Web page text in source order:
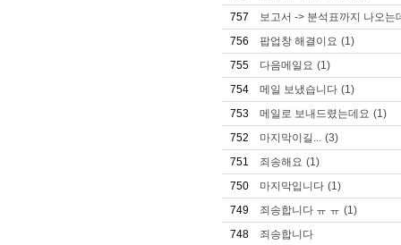
757
보고서 -> 분석표까지 나오
756
팝업창 해결이요 (1)
755
다음메일요 (1)
754
메일 보냈습니다 (1)
753
메일로 보내드렸는데요 (1)
752
마지막이길... (3)
751
죄송해요 (1)
750
마지막입니다 (1)
749
죄송합니다 ㅠ ㅠ (1)
748
죄송합니다